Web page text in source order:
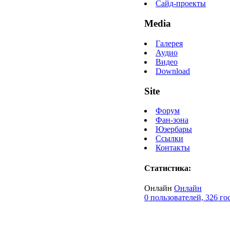
Сайд-проекты
Media
Галерея
Аудио
Видео
Download
Site
Форум
Фан-зона
Юзербары
Ссылки
Контакты
Статистика:
Онлайн Онлайн
0 пользователей, 326